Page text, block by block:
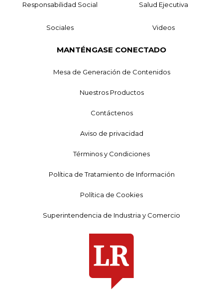
Responsabilidad Social Salud Ejecutiva
Sociales Videos
MANTÉNGASE CONECTADO
Mesa de Generación de Contenidos
Nuestros Productos
Contáctenos
Aviso de privacidad
Términos y Condiciones
Política de Tratamiento de Información
Política de Cookies
Superintendencia de Industria y Comercio